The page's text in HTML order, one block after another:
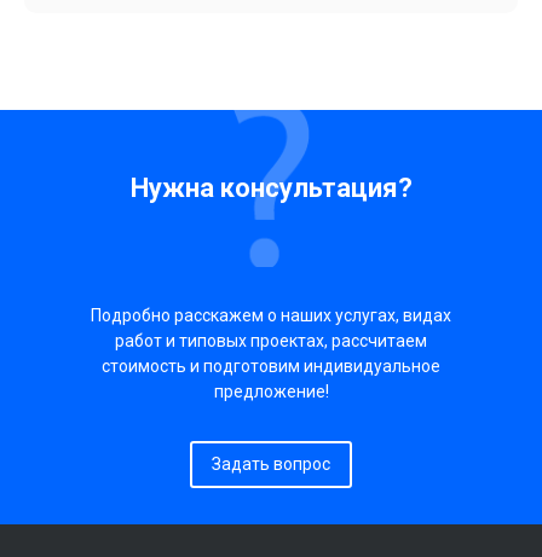
Нужна консультация?
Подробно расскажем о наших услугах, видах
работ и типовых проектах, рассчитаем
стоимость и подготовим индивидуальное
предложение!
Задать вопрос